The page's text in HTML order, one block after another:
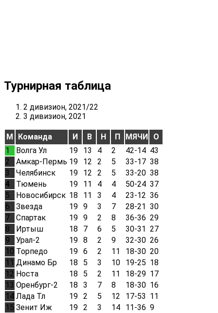
Турнирная таблица
2 дивизион, 2021/22
3 дивизион, 2021
М Команда И В Н П МЯЧИ
О
1
Волга Ул 19 13 4 2 42-14 43
2
Амкар-Пермь 19 12 2 5 33-17 38
3
Челябинск 19 12 2 5 33-20 38
4
Тюмень 19 11 4 4 50-24 37
5
Новосибирск 18 11 3 4 23-12 36
6
Звезда 19 9 3 7 28-21 30
7
Спартак 19 9 2 8 36-36 29
8
Иртыш 18 7 6 5 30-31 27
9
Урал-2 19 8 2 9 32-30 26
10 Торпедо 19 6 2 11 18-30 20
11 Динамо Бр 18 5 3 10 19-25 18
12 Носта 18 5 2 11 18-29 17
13 Оренбург-2 18 3 7 8 18-30 16
14 Лада Тл 19 2 5 12 17-53 11
15 Зенит Иж 19 2 3 14 11-36 9